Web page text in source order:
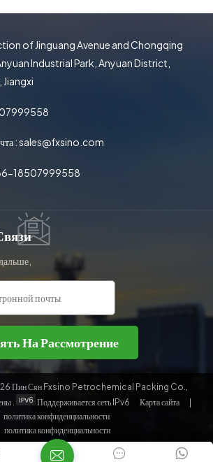
of Jinguang Avenue and Chongqing
Industrial Park, Anyuan District,
:sales@fxsino.com
18507999558
будем рады,
своим
На Рассмотрение
Пин Сян Fxsino Petrochemical Packing Co.,
.
Поддерживается сеть IPv6 Карта сайта
политика конфиденциальности
политика конфиденциальности